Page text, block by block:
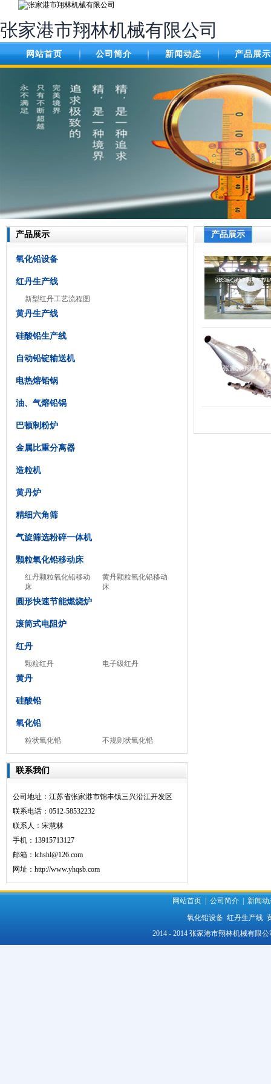
张家港市翔林机械有限公司
网站首页 公司简介 新闻动态 产品展示
产品展示
产品展示
氧化铅设备
红丹生产线
新型红丹工艺流程图
黄丹生产线
硅酸铅生产线
自动铅锭输送机
电热熔铅锅
油、气熔铅锅
巴顿制粉炉
金属比重分离器
造粒机
黄丹炉
精细六角筛
气旋筛选粉碎一体机
颗粒氧化铅移动床
红丹颗粒氧化铅移动
床
黄丹颗粒氧化铅移动
床
圆形快速节能燃烧炉
滚筒式电阻炉
红丹
颗粒红丹 电子级红丹
黄丹
硅酸铅
氧化铅
粒状氧化铅 不规则状氧化铅
联系我们
公司地址：江苏省张家港市锦丰镇三兴沿江开发区
联系电话：0512-58532232
联系人：宋慧林
手机：13915713127
邮箱：lchshl@126.com
网址： http://www.yhqsb.com
网站首页 公司简介
新闻动
氧化铅设备 红丹生产线
2014 - 2014 张家港市翔林机械有限